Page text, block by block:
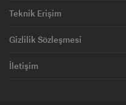
Teknik Erişim
Gizlilik Sözleşmesi
İletişim